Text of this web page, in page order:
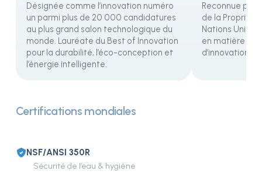
Désignée comme l’innovation numéro
un parmi plus de 20 000 candidatures
au plus grand salon technologique du
monde. Lauréate du Best of Innovation
pour la durabilité, l’éco-conception et
l’énergie intelligente.
Reconnue par
de la
Nations Unies
en matière de
d’innovation.
Certifications mondiales
NSF/ANSI 350R
Sécurité de l’eau & hygiène